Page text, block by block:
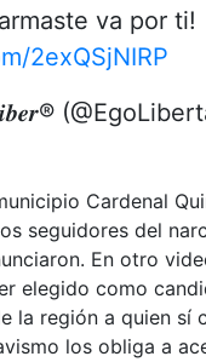
va por ti!
2exQSjNIRP
Cardenal
seguidores del
En otro
elegido como
la región a quien sí
los obliga a